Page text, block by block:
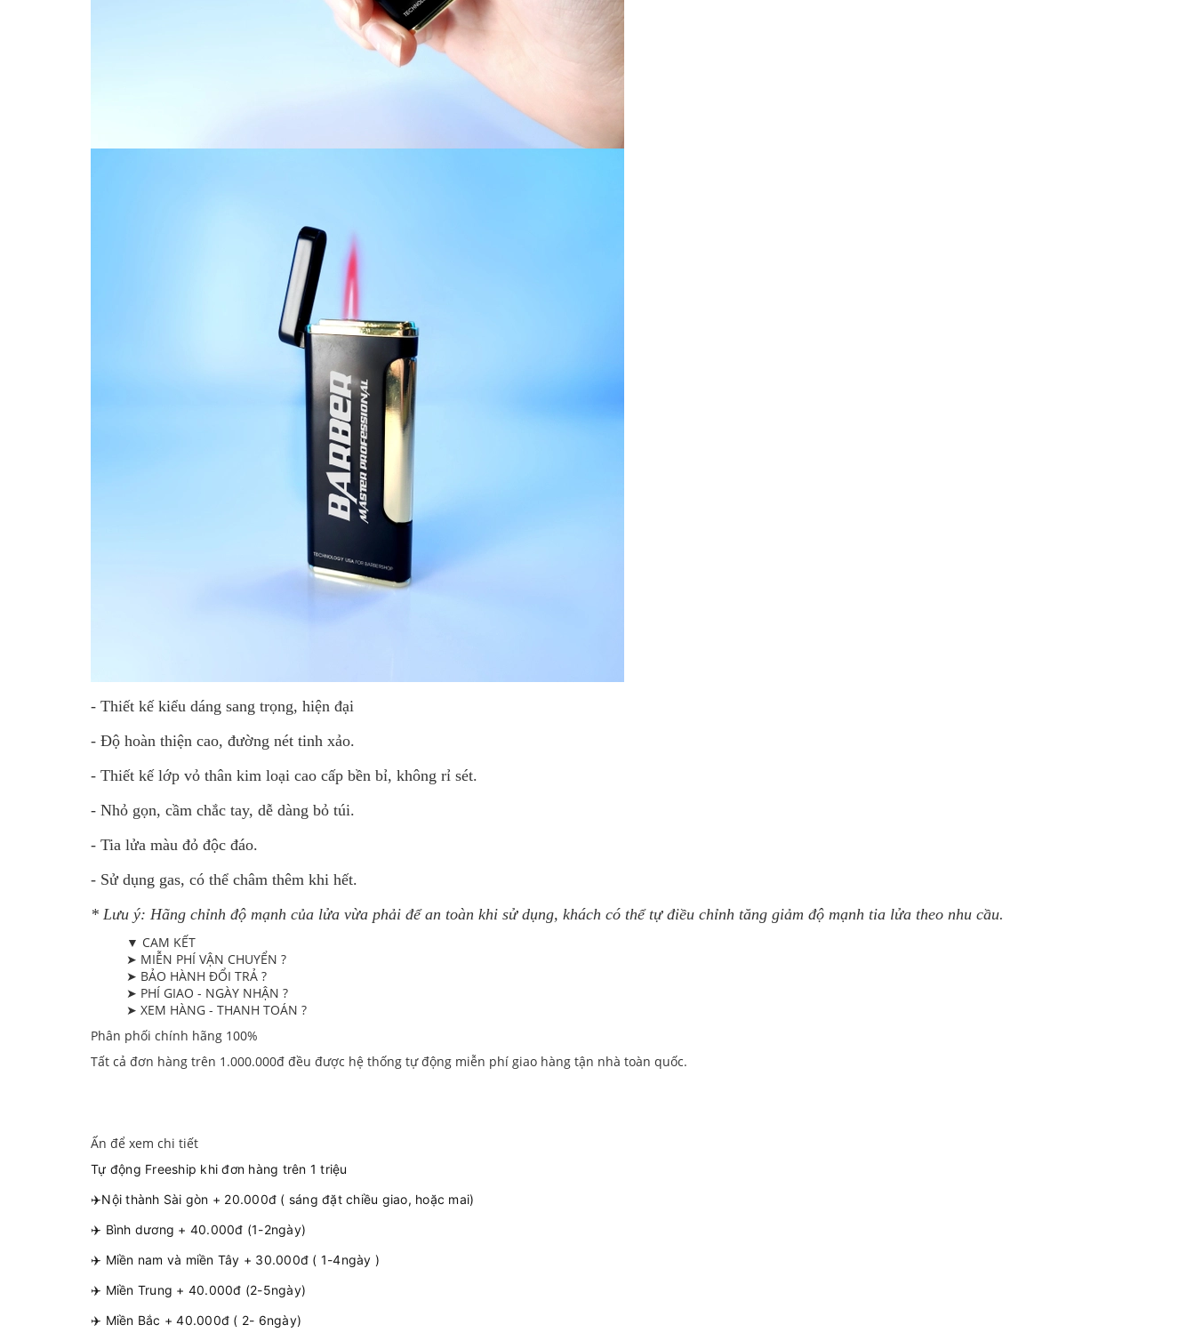
- Thiết kế kiểu dáng sang trọng, hiện đại
- Độ hoàn thiện cao, đường nét tinh xảo.
- Thiết kế lớp vỏ thân kim loại cao cấp bền bỉ, không rỉ sét.
- Nhỏ gọn, cầm chắc tay, dễ dàng bỏ túi.
- Tia lửa màu đỏ độc đáo.
- Sử dụng gas, có thể châm thêm khi hết.
* Lưu ý: Hãng chỉnh độ mạnh của lửa vừa phải để an toàn khi sử dụng, khách có thể tự điều chỉnh tăng giảm độ mạnh tia lửa theo nhu cầu.
▼ CAM KẾT
➤ MIỄN PHÍ VẬN CHUYỂN ?
➤ BẢO HÀNH ĐỔI TRẢ ?
➤ PHÍ GIAO - NGÀY NHẬN ?
➤ XEM HÀNG - THANH TOÁN ?
Phân phối chính hãng 100%
Tất cả đơn hàng trên 1.000.000đ đều được hệ thống tự động miễn phí giao hàng tận nhà toàn quốc.
Ấn để xem chi tiết
Tự động Freeship khi đơn hàng trên 1 triệu
✈️Nội thành Sài gòn + 20.000đ ( sáng đặt chiều giao, hoặc mai)
✈️ Bình dương + 40.000đ (1-2ngày)
✈️ Miền nam và miền Tây + 30.000đ ( 1-4ngày )
✈️ Miền Trung + 40.000đ (2-5ngày)
✈️ Miền Bắc + 40.000đ ( 2- 6ngày)